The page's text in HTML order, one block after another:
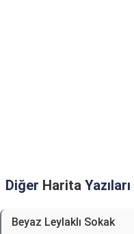
Diğer Harita Yazıları
Beyaz Leylaklı Sokak